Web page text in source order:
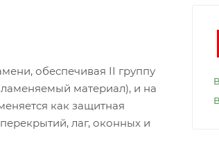
обеспечивая II группу
материал), и на
как защитная
лаг, оконных и